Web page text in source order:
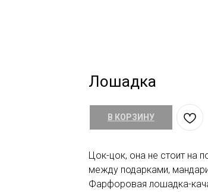
Лошадка
В КОРЗИНУ
Цок-цок, она не стоит на
между подарками,
Фарфоровая лошадка-